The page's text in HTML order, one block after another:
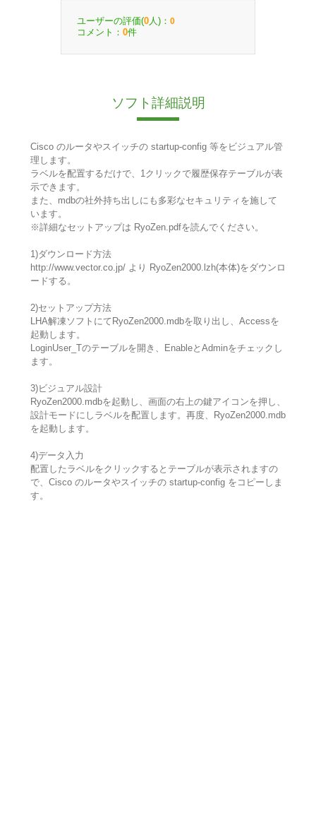
ユーザーの評価(0 人)： 0
コメント： 0件
ソフト詳細説明
Cisco のルータやスイッチの startup-config 等をビジュアル管
理します。
ラベルを配置するだけで、1クリックで履歴保存テーブルが表
示できます。
また、mdbの社外持ち出しにも多彩なセキュリティを施して
います。
※詳細なセットアップは RyoZen.pdfを読んでください。
1)ダウンロード方法
http://www.vector.co.jp/ より RyoZen2000.lzh(本体)をダウンロ
ードする。
2)セットアップ方法
LHA解凍ソフトにてRyoZen2000.mdbを取り出し、Accessを
起動します。
LoginUser_Tのテーブルを開き、EnableとAdminをチェックし
ます。
3)ビジュアル設計
RyoZen2000.mdbを起動し、画面の右上の鍵アイコンを押し、
設計モードにしラベルを配置します。再度、RyoZen2000.mdb
を起動します。
4)データ入力
配置したラベルをクリックするとテーブルが表示されますの
で、Cisco のルータやスイッチの startup-config をコピーしま
す。